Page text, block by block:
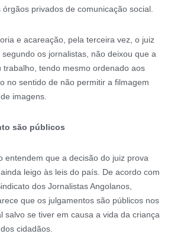
privados de comunicação social.
e acareação, pela terceira vez, o juiz
os jornalistas, não deixou que a
trabalho, tendo mesmo ordenado aos
no sentido de não permitir a filmagem
imagens.
são públicos
entendem que a decisão do juiz prova
leigo às leis do país. De acordo com
dos Jornalistas Angolanos,
que os julgamentos são públicos nos
salvo se tiver em causa a vida da criança
cidadãos.